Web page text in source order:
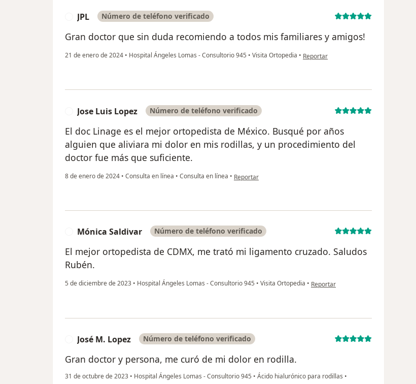
JPL Número de teléfono verificado
Gran doctor que sin duda recomiendo a todos mis familiares y amigos!
21 de enero de 2024 • Hospital Ángeles Lomas - Consultorio 945 • Visita Ortopedia • en opinión del usuario JPL
Reportar
Jose Luis Lopez Número de teléfono verificado
El doc Linage es el mejor ortopedista de México. Busqué por años
alguien que aliviara mi dolor en mis rodillas, y un procedimiento del
doctor fue más que suficiente.
8 de enero de 2024 • Consulta en línea • Consulta en línea • en opinión del usuario Jose Luis Lopez
Reportar
Mónica Saldivar Número de teléfono verificado
El mejor ortopedista de CDMX, me trató mi ligamento cruzado. Saludos
Rubén.
5 de diciembre de 2023 • Hospital Ángeles Lomas - Consultorio 945 • Visita Ortopedia • en opinión del usuario Mónica Saldivar
Reportar
José M. Lopez Número de teléfono verificado
Gran doctor y persona, me curó de mi dolor en rodilla.
31 de octubre de 2023 • Hospital Ángeles Lomas - Consultorio 945 • Ácido hialurónico para rodillas •